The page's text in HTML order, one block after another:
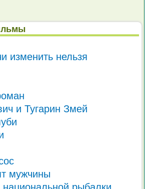
изменить нельзя
и Тугарин Змей
мужчины